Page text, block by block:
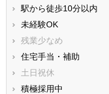
駅から徒歩10分以内
未経験OK
残業少なめ
住宅手当・補助
土日祝休
積極採用中